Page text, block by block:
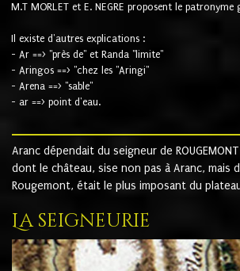
M.T MORLET et E. NEGRE proposent le
Il existe d'autres explications :
- Ar ==> "près de" et Randa "limite"
- Aringos ==> "chez les "Aringi"
- Arena ==> "sable"
- ar ==> point d'eau.
Aranc dépendait du seigneur de
dont le château, sise non pas à Aranc, mais
Rougemont, était le plus imposant du
La seigneurie